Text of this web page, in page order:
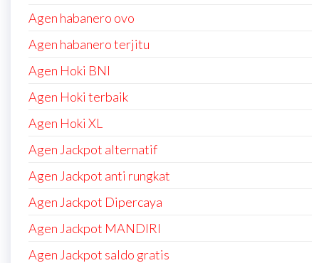
Agen habanero ovo
Agen habanero terjitu
Agen Hoki BNI
Agen Hoki terbaik
Agen Hoki XL
Agen Jackpot alternatif
Agen Jackpot anti rungkat
Agen Jackpot Dipercaya
Agen Jackpot MANDIRI
Agen Jackpot saldo gratis